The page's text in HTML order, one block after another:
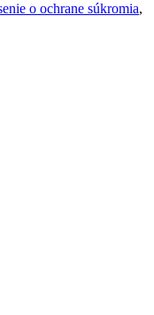
o ochrane súkromia,